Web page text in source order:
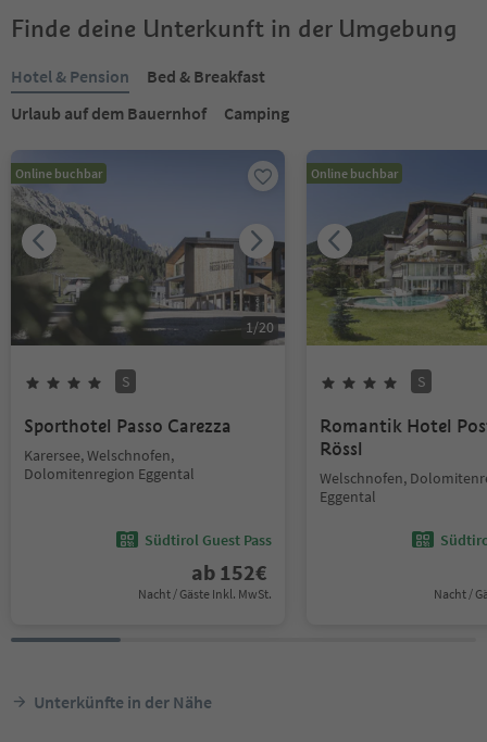
Finde deine Unterkunft in der Umgebung
Hotel & Pension
Bed & Breakfast
Urlaub auf dem Bauernhof
Camping
Online buchbar
1/20
S
Sporthotel Passo Carezza
Karersee, Welschnofen,
Dolomitenregion Eggental
Südtirol Guest Pass
ab 152€
Nacht / Gäste Inkl. MwSt.
Online buchbar
S
Romantik Hotel
Rössl
Welschnofen,
Eggental
Nacht /
Unterkünfte in der Nähe